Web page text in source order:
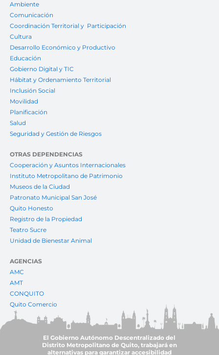
Ambiente
Comunicación
Coordinación Territorial y Participación
Cultura
Desarrollo Económico y Productivo
Educación
Gobierno Digital y TIC
Hábitat y Ordenamiento Territorial
Inclusión Social
Movilidad
Planificación
Salud
Seguridad y Gestión de Riesgos
OTRAS DEPENDENCIAS
Cooperación y Asuntos Internacionales
Instituto Metropolitano de Patrimonio
Museos de la Ciudad
Patronato Municipal San José
Quito Honesto
Registro de la Propiedad
Teatro Sucre
Unidad de Bienestar Animal
AGENCIAS
AMC
AMT
CONQUITO
Quito Comercio
El Gobierno Autónomo Descentralizado del
Distrito Metropolitano de Quito, trabajará en
alternativas para garantizar accesibilidad